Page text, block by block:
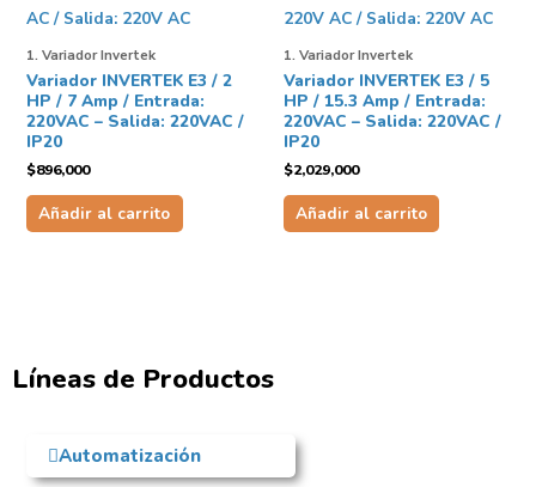
1. Variador Invertek
Variador INVERTEK E3 / 2
HP / 7 Amp / Entrada:
220VAC – Salida: 220VAC /
IP20
$896,000
Añadir al carrito
1. Variador Invertek
Variador INVERTEK E3 / 5
HP / 15.3 Amp / Entrada:
220VAC – Salida: 220VAC /
IP20
$2,029,000
Añadir al carrito
Líneas de Productos
Automatización